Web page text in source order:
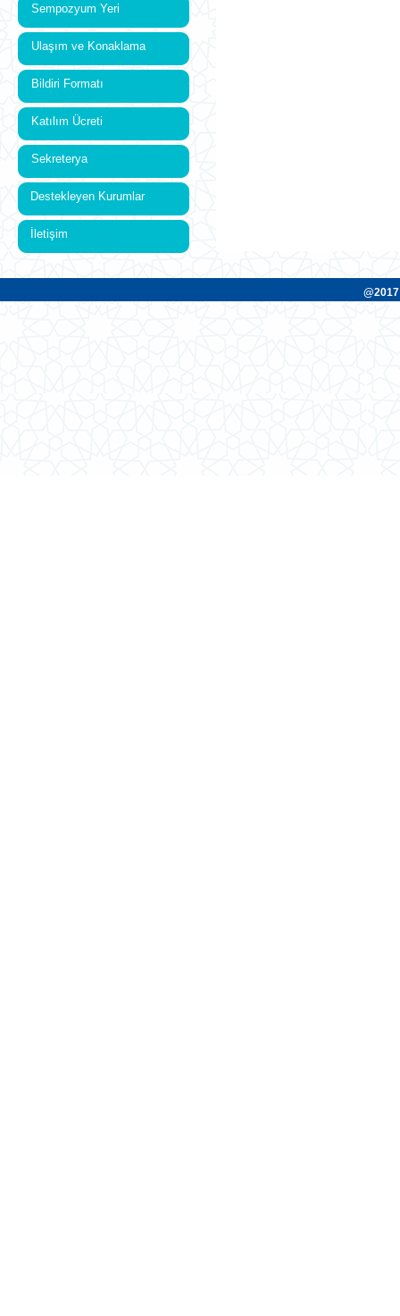
Sempozyum Yeri
Ulaşım ve Konaklama
Bildiri Formatı
Katılım Ücreti
Sekreterya
Destekleyen Kurumlar
İletişim